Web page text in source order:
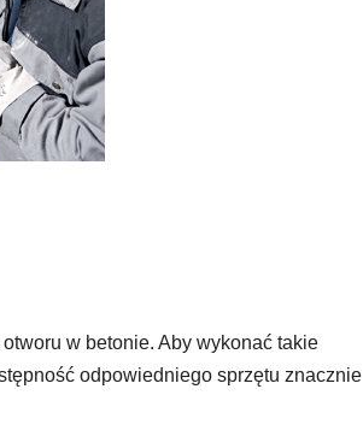
w betonie. Aby wykonać takie
odpowiedniego sprzętu znacznie